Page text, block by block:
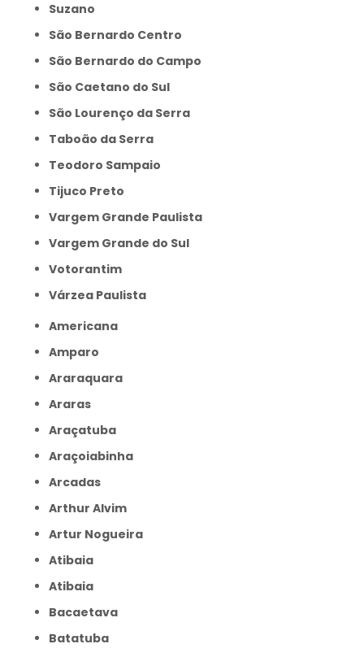
Suzano
São Bernardo Centro
São Bernardo do Campo
São Caetano do Sul
São Lourenço da Serra
Taboão da Serra
Teodoro Sampaio
Tijuco Preto
Vargem Grande Paulista
Vargem Grande do Sul
Votorantim
Várzea Paulista
Americana
Amparo
Araraquara
Araras
Araçatuba
Araçoiabinha
Arcadas
Arthur Alvim
Artur Nogueira
Atibaia
Atibaia
Bacaetava
Batatuba